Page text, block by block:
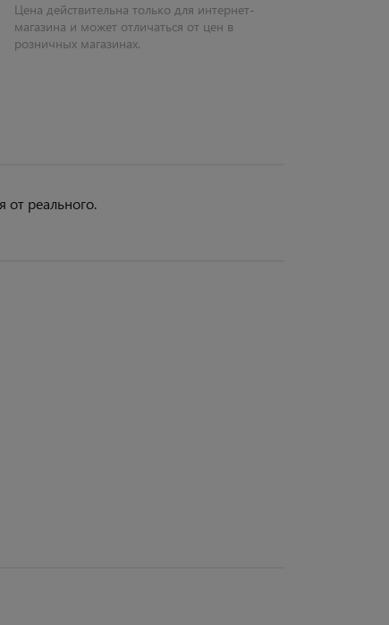
Цена действительна только для интернет-
магазина и может отличаться от цен в
розничных магазинах.
от реального.